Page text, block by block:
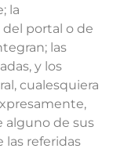
la
portal o de
las
y los
cualesquiera
alguno de sus
las referidas